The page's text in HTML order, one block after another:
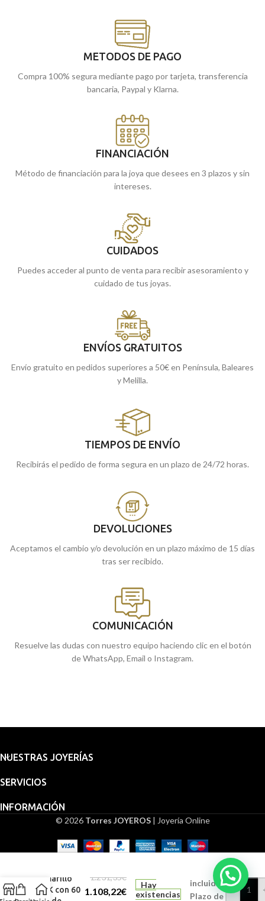
METODOS DE PAGO
Compra 100% segura mediante pago por tarjeta, transferencia
bancaria, Paypal y Klarna.
FINANCIACIÓN
Método de financiación para la joya que desees en 3 plazos y sin
intereses.
CUIDADOS
Puedes acceder al punto de venta para recibir asesoramiento y
cuidado de tus joyas.
ENVÍOS GRATUITOS
Envío gratuito en pedidos superiores a 50€ en Península, Baleares
y Melilla.
TIEMPOS DE ENVÍO
Recibirás el pedido de forma segura en un plazo de 24/72 horas.
DEVOLUCIONES
Aceptamos el cambio y/o devolución en un plazo máximo de 15 días
tras ser recibido.
COMUNICACIÓN
Resuelve las dudas con nuestro equipo haciendo clic en el botón
de WhatsApp, Email o Instagram.
NUESTRAS JOYERÍAS
SERVICIOS
INFORMACIÓN
© 2026 Torres JOYEROS| Joyería Online
Cordón
Salomónico
Amarillo
18K con 60
1.231,35€
1.108,22€
Hay
existencias
Embalaje
regalo
incluido.
Plazo de
-